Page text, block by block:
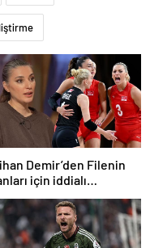
Demir’den Filenin
için iddialı